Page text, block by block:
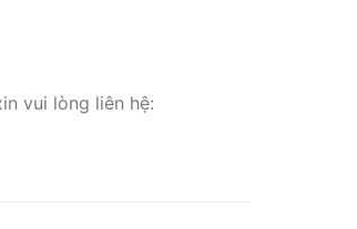
vui lòng liên hệ: